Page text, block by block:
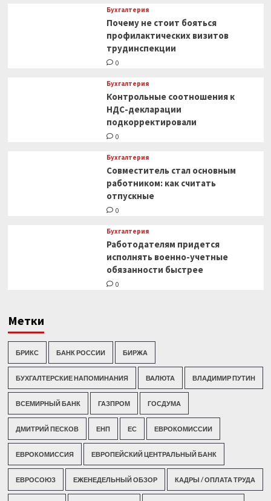
Бухгалтерия
Почему не стоит бояться
профилактических визитов
трудинспекции
0
Бухгалтерия
Контрольные соотношения к
НДС-декларации
подкорректировали
0
Бухгалтерия
Совместитель стал основным
работником: как считать
отпускные
0
Бухгалтерия
Работодателям придется
исполнять военно-учетные
обязанности быстрее
0
Метки
БРИКС БАНК РОССИИ БИРЖА
БУХГАЛТЕРСКИЕ НАПОМИНАНИЯ ВАЛЮТА ВЛАДИМИР ПУТИН
ВСЕМИРНЫЙ БАНК ГАЗПРОМ ГОСДУМА
ДМИТРИЙ ПЕСКОВ ЕНП ЕС ЕВРОКОМИССИИ
ЕВРОКОМИССИЯ ЕВРОПЕЙСКИЙ ЦЕНТРАЛЬНЫЙ БАНК
ЕВРОСОЮЗ ЕЖЕНЕДЕЛЬНЫЙ ОБЗОР КАДРЫ / ОПЛАТА ТРУДА